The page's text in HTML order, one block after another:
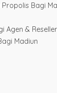
Bagi
Agen &
Madiun